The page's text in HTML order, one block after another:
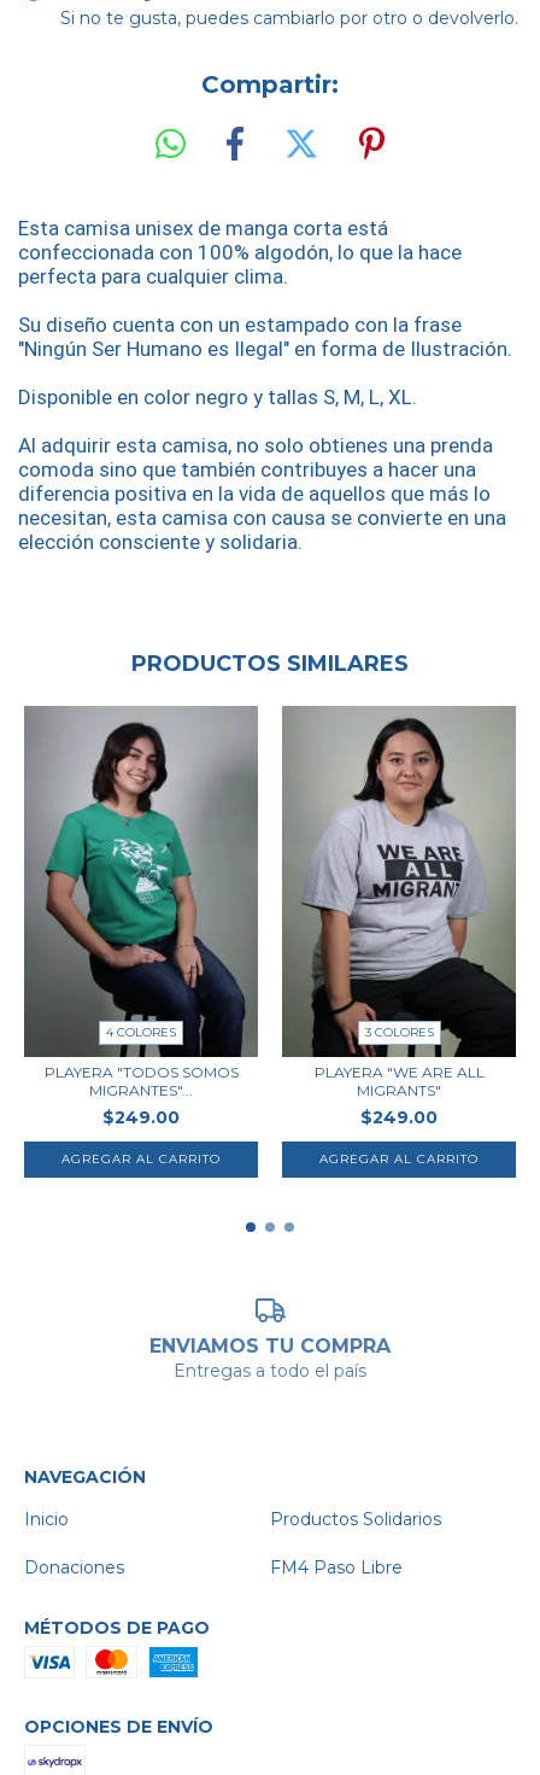
Si no te gusta, puedes cambiarlo por otro o devolverlo.
Compartir:
Esta camisa unisex de manga corta está
confeccionada con 100% algodón, lo que la hace
perfecta para cualquier clima.
Su diseño cuenta con un estampado con la frase
"Ningún Ser Humano es Ilegal" en forma de Ilustración.
Disponible en color negro y tallas S, M, L, XL.
Al adquirir esta camisa, no solo obtienes una prenda
comoda sino que también contribuyes a hacer una
diferencia positiva en la vida de aquellos que más lo
necesitan, esta camisa con causa se convierte en una
elección consciente y solidaria.
PRODUCTOS SIMILARES
4 COLORES
PLAYERA "TODOS SOMOS
MIGRANTES"...
$249.00
AGREGAR AL CARRITO
3 COLORES
PLAYERA "WE ARE ALL
MIGRANTS"
$249.00
AGREGAR AL CARRITO
ENVIAMOS TU COMPRA
Entregas a todo el país
NAVEGACIÓN
Inicio
Productos Solidarios
Donaciones FM4 Paso Libre
MÉTODOS DE PAGO
OPCIONES DE ENVÍO